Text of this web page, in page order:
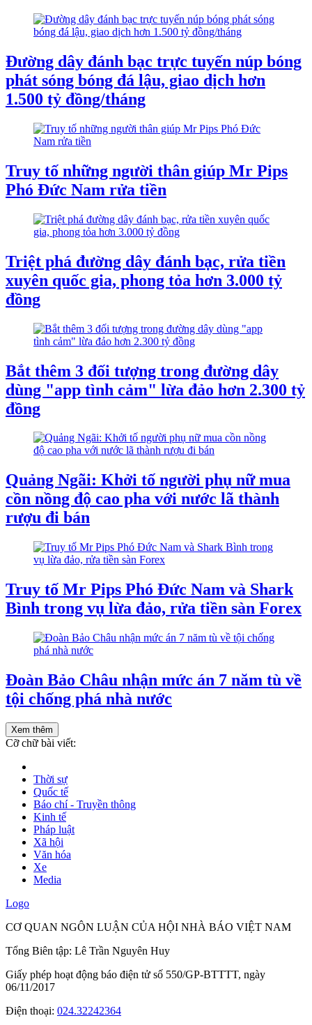
Đường dây đánh bạc trực tuyến núp bóng
phát sóng bóng đá lậu, giao dịch hơn
1.500 tỷ đồng/tháng
Truy tố những người thân giúp Mr Pips
Phó Đức Nam rửa tiền
Triệt phá đường dây đánh bạc, rửa tiền
xuyên quốc gia, phong tỏa hơn 3.000 tỷ
đồng
Bắt thêm 3 đối tượng trong đường dây
dùng "app tình cảm" lừa đảo hơn 2.300 tỷ
đồng
Quảng Ngãi: Khởi tố người phụ nữ mua
cồn nồng độ cao pha với nước lã thành
rượu đi bán
Truy tố Mr Pips Phó Đức Nam và Shark
Bình trong vụ lừa đảo, rửa tiền sàn Forex
Đoàn Bảo Châu nhận mức án 7 năm tù về
tội chống phá nhà nước
Xem thêm
Cỡ chữ bài viết:
Thời sự
Quốc tế
Báo chí - Truyền thông
Kinh tế
Pháp luật
Xã hội
Văn hóa
Xe
Media
Logo
CƠ QUAN NGÔN LUẬN CỦA HỘI NHÀ BÁO VIỆT NAM
Tổng Biên tập: Lê Trần Nguyên Huy
Giấy phép hoạt động báo điện tử số 550/GP-BTTTT, ngày
06/11/2017
Điện thoại: 024.32242364